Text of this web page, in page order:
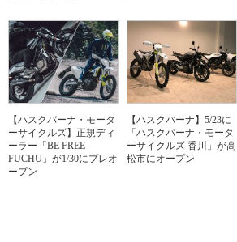
【ハスクバーナ・モータ
ーサイクルズ】正規ディ
ーラー「BE FREE
FUCHU」が1/30にプレオ
ープン
【ハスクバーナ】5/23に
「ハスクバーナ・モータ
ーサイクルズ 香川」が高
松市にオープン